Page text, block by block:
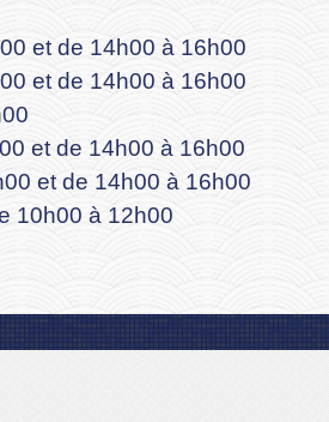
et de 14h00 à 16h00
et de 14h00 à 16h00
et de 14h00 à 16h00
et de 14h00 à 16h00
10h00 à 12h00